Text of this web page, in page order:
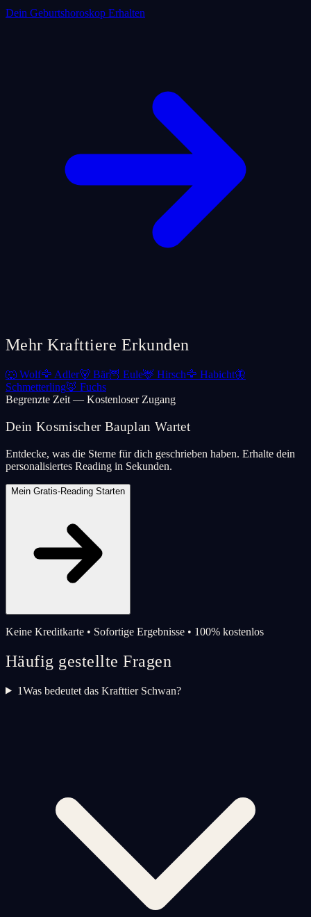
Dein Geburtshoroskop Erhalten
Mehr Krafttiere Erkunden
🐺 Wolf🦅 Adler🐻 Bär🦉 Eule🦌 Hirsch🦅 Habicht🦋
Schmetterling🦊 Fuchs
Begrenzte Zeit — Kostenloser Zugang
Dein Kosmischer Bauplan Wartet
Entdecke, was die Sterne für dich geschrieben haben. Erhalte dein
personalisiertes Reading in Sekunden.
Mein Gratis-Reading Starten
Keine Kreditkarte • Sofortige Ergebnisse • 100% kostenlos
Häufig gestellte Fragen
1Was bedeutet das Krafttier Schwan?